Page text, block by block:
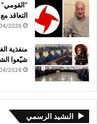
التعاقد
2026
منفذية
شيّعوا
2026
النشيد الرسمي